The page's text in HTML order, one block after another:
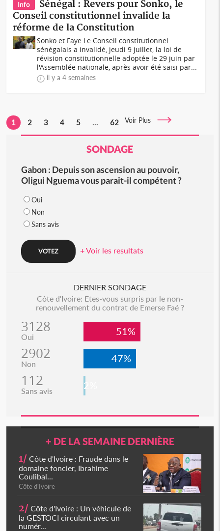
Info
Sénégal : Revers pour Sonko, le
Conseil constitutionnel invalide la
réforme de la Constitution
Sonko et Faye Le Conseil constitutionnel
sénégalais a invalidé, jeudi 9 juillet, la loi de
révision constitutionnelle adoptée le 29 juin par
l'Assemblée nationale, après avoir été saisi par...
il y a 4 semaines
1 2 3 4 5 ... 62 Voir Plus
SONDAGE
Gabon : Depuis son ascension au pouvoir,
Oligui Nguema vous parait-il compétent ?
Oui
Non
Sans avis
+ Voir les resultats
DERNIER SONDAGE
Côte d'Ivoire: Etes-vous surpris par le non-
renouvellement du contrat de Emerse Faé ?
3128
Oui 51%
2902
Non 47%
112
Sans avis 2%
+ DE LA SEMAINE DERNIÈRE
1/ Côte d'Ivoire : Fraude dans le
domaine foncier, Ibrahime
Coulibal...
Côte d'Ivoire
2/ Côte d'Ivoire : Un véhicule de
la GESTOCI circulant avec un
numér...